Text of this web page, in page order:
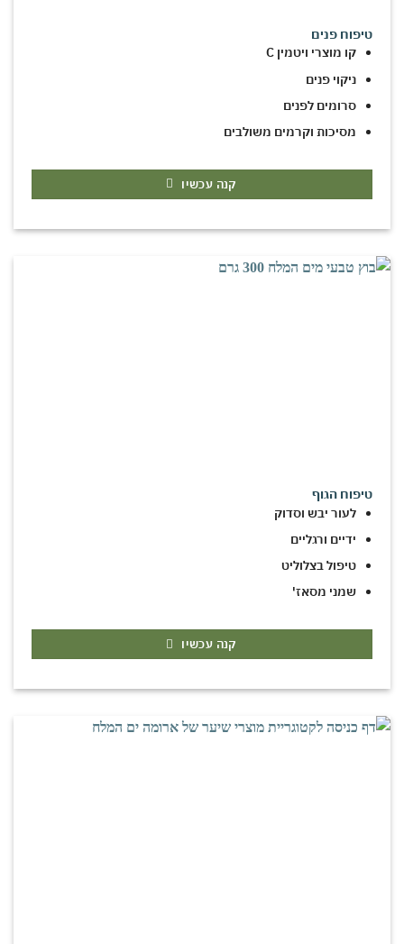
טיפוח פנים
קו מוצרי ויטמין C
ניקוי פנים
סרומים לפנים
מסיכות וקרמים משולבים
קנה עכשיו
טיפוח הגוף
לעור יבש וסדוק
ידיים ורגליים
טיפול בצלוליט
שמני מסאז'
קנה עכשיו